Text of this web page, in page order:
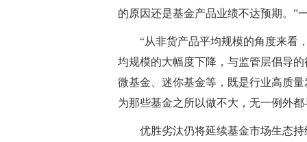
的原因还是基金产品业绩不达预期。”
“从非货产品平均规模的角度来看
均规模的大幅度下降，与监管层倡导
微基金、迷你基金等，既是行业高质
为那些基金之所以做不大，无一例外
优胜劣汰仍将延续基金市场生态持